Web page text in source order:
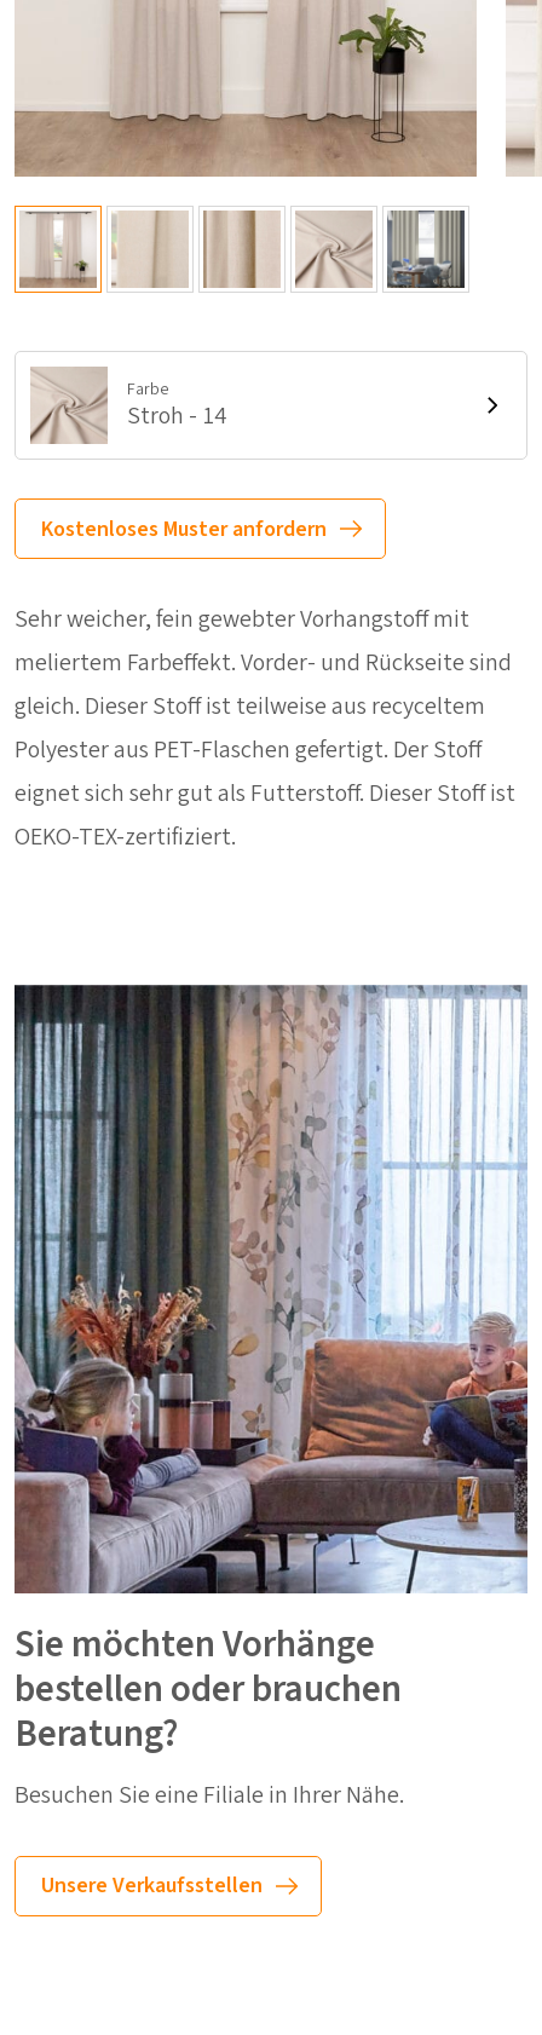
Farbe
Stroh - 14
Kostenloses Muster anfordern
Sehr weicher, fein gewebter Vorhangstoff mit
meliertem Farbeffekt. Vorder- und Rückseite sind
gleich. Dieser Stoff ist teilweise aus recyceltem
Polyester aus PET-Flaschen gefertigt. Der Stoff
eignet sich sehr gut als Futterstoff. Dieser Stoff ist
OEKO-TEX-zertifiziert.
Sie möchten Vorhänge
bestellen oder brauchen
Beratung?
Besuchen Sie eine Filiale in Ihrer Nähe.
Unsere Verkaufsstellen